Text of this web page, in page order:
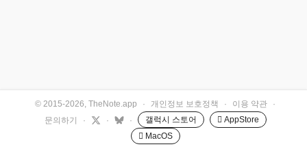
© 2015-2026, TheNote.app · 개인정보 보호정책 · 이용 약관
·
문의하기
· · · 갤럭시 스토어
 AppStore
 MacOS